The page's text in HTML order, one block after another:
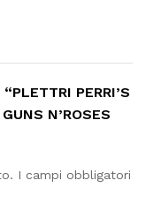
PERRI’S
N’ROSES
I campi obbligatori